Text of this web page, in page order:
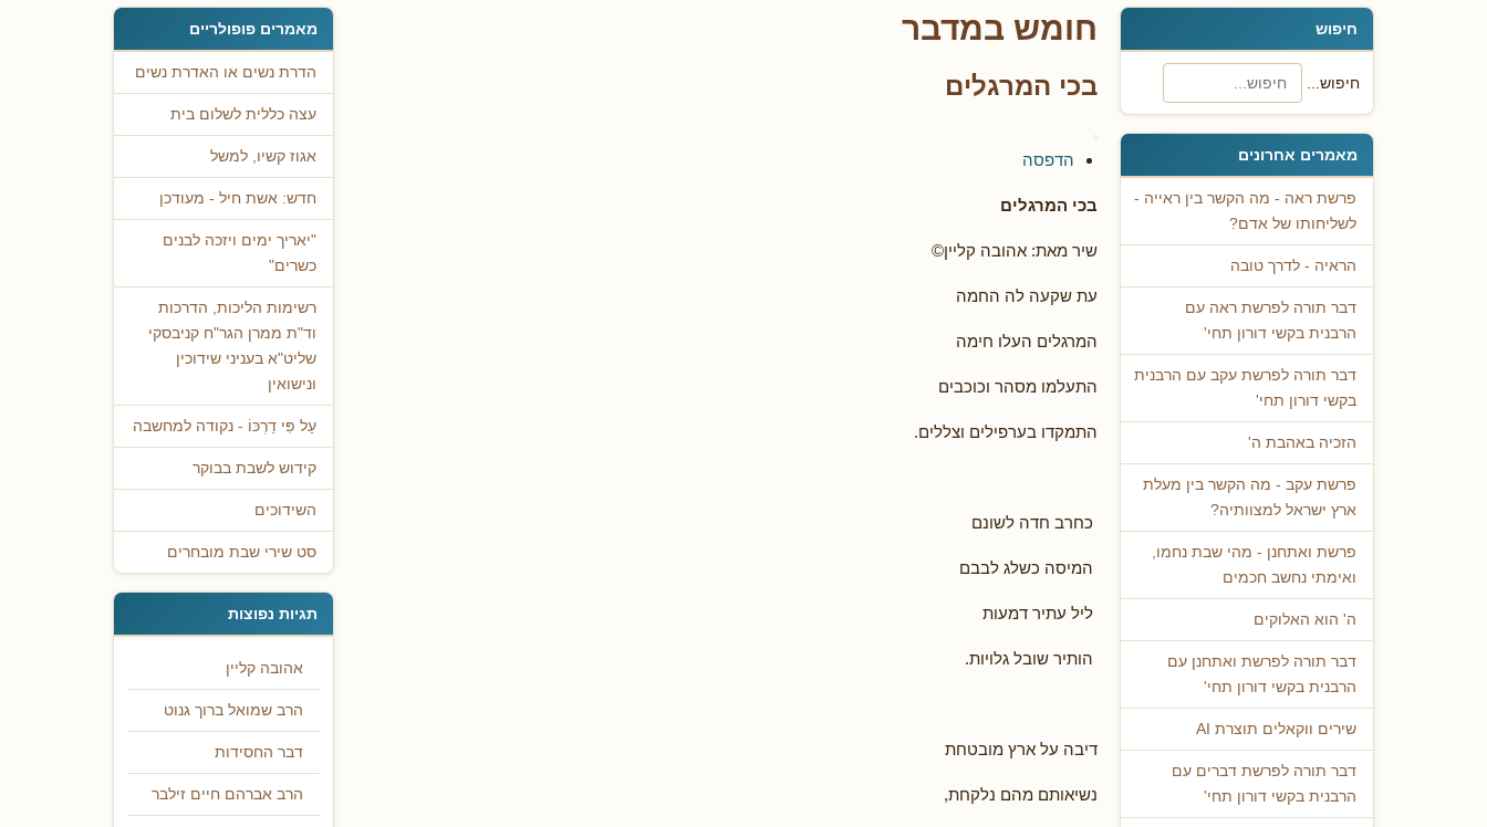
חיפוש
חיפוש...
מאמרים אחרונים
פרשת ראה - מה הקשר בין ראייה -
לשליחותו של אדם?
הראיה - לדרך טובה
דבר תורה לפרשת ראה עם
הרבנית בקשי דורון תחי'
דבר תורה לפרשת עקב עם הרבנית
בקשי דורון תחי'
הזכיה באהבת ה'
פרשת עקב - מה הקשר בין מעלת
ארץ ישראל למצוותיה?
פרשת ואתחנן - מהי שבת נחמו,
ואימתי נחשב חכמים
ה' הוא האלוקים
דבר תורה לפרשת ואתחנן עם
הרבנית בקשי דורון תחי'
שירים ווקאלים תוצרת AI
דבר תורה לפרשת דברים עם
הרבנית בקשי דורון תחי'
חומש במדבר
בכי המרגלים
הדפסה
בכי המרגלים
שיר מאת: אהובה קליין©
עת שקעה לה החמה
המרגלים העלו חימה
התעלמו מסהר וכוכבים
התמקדו בערפילים וצללים.
כחרב חדה לשונם
המיסה כשלג לבבם
ליל עתיר דמעות
הותיר שובל גלויות.
דיבה על ארץ מובטחת
נשיאותם מהם נלקחת,
מאמרים פופולריים
הדרת נשים או האדרת נשים
עצה כללית לשלום בית
אגוז קשיו, למשל
חדש: אשת חיל - מעודכן
"יאריך ימים ויזכה לבנים
כשרים"
רשימות הליכות, הדרכות
וד"ת ממרן הגר"ח קניבסקי
שליט"א בעניני שידוכין
ונישואין
עַל פִּי דַרְכּוֹ - נקודה למחשבה
קידוש לשבת בבוקר
השידוכים
סט שירי שבת מובחרים
תגיות נפוצות
אהובה קליין
הרב שמואל ברוך גנוט
דבר החסידות
הרב אברהם חיים זילבר